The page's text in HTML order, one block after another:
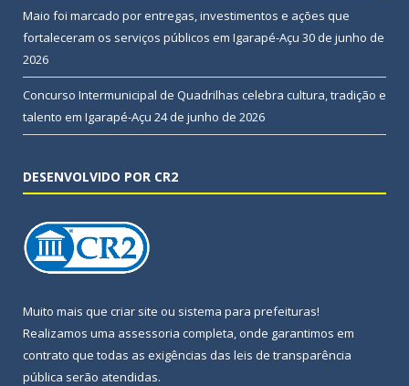
Maio foi marcado por entregas, investimentos e ações que
fortaleceram os serviços públicos em Igarapé-Açu 30 de junho de
2026
Concurso Intermunicipal de Quadrilhas celebra cultura, tradição e
talento em Igarapé-Açu 24 de junho de 2026
DESENVOLVIDO POR CR2
Muito mais que criar site ou sistema para prefeituras!
Realizamos uma assessoria completa, onde garantimos em
contrato que todas as exigências das leis de transparência
pública serão atendidas.